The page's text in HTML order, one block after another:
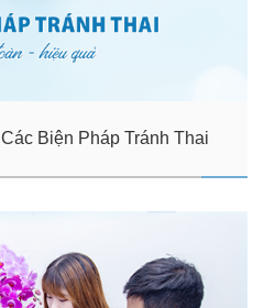
Biện Pháp Tránh Thai